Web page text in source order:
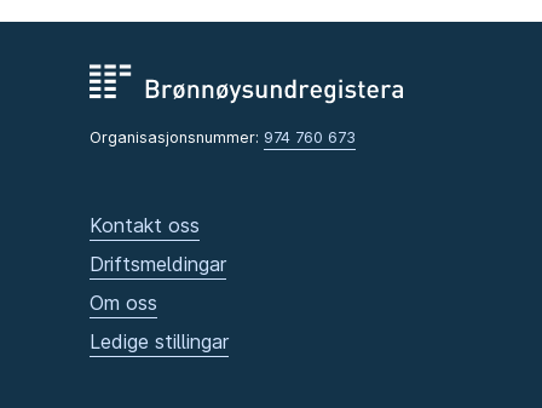
Organisasjonsnummer: 974 760 673
Kontakt oss
Driftsmeldingar
Om oss
Ledige stillingar